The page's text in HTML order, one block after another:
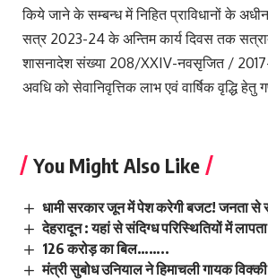
किये जाने के सम्बन्ध में निहित प्राविधानों के
सत्र 2023-24 के अन्तिम कार्य दिवस तक
शासनादेश संख्या 208/XXIV-नवसृजित / 2017-
अवधि को सेवानिवृत्तिक लाभ एवं वार्षिक वृद्धि
You Might Also Like
धामी सरकार जून में पेश करेगी बजट! जनता से
देहरादून : यहां से संदिग्ध परिस्थितियों में
126 करोड़ का बिल……..
मंत्री सुबोध उनियाल ने हिमाचली गायक